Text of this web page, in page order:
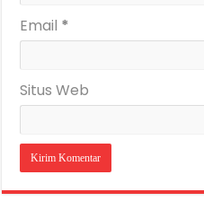
Email *
Situs Web